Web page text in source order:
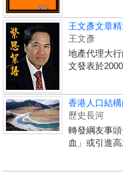
王文彥文章
王文彥
地產代理大
文發表於
香港人口結
歷史長河
轉發綱友事
血」或引進